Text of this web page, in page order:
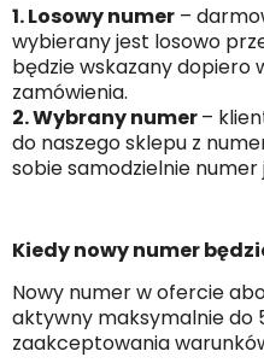
1. Losowy numer –
wybierany jest losowo
będzie wskazany dopiero
zamówienia.
2. Wybrany numer–
do naszego sklepu z
sobie samodzielnie numer
Kiedy nowy numer
Nowy numer w ofercie
aktywny maksymalnie do
zaakceptowania